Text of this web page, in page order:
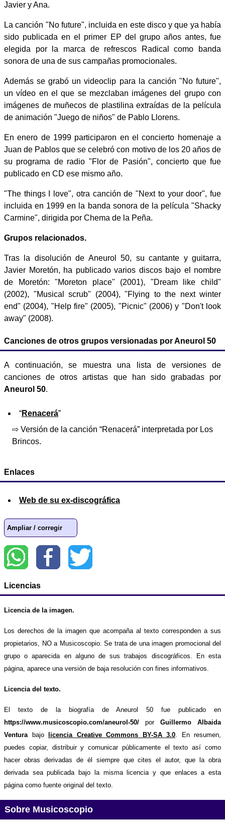
Javier y Ana.
La canción "No future", incluida en este disco y que ya había
sido publicada en el primer EP del grupo años antes, fue
elegida por la marca de refrescos Radical como banda
sonora de una de sus campañas promocionales.
Además se grabó un videoclip para la canción "No future",
un vídeo en el que se mezclaban imágenes del grupo con
imágenes de muñecos de plastilina extraídas de la película
de animación "Juego de niños" de Pablo Llorens.
En enero de 1999 participaron en el concierto homenaje a
Juan de Pablos que se celebró con motivo de los 20 años de
su programa de radio "Flor de Pasión", concierto que fue
publicado en CD ese mismo año.
"The things I love", otra canción de "Next to your door", fue
incluida en 1999 en la banda sonora de la película "Shacky
Carmine", dirigida por Chema de la Peña.
Grupos relacionados.
Tras la disolución de Aneurol 50, su cantante y guitarra,
Javier Moretón, ha publicado varios discos bajo el nombre
de Moretón: "Moreton place" (2001), "Dream like child"
(2002), "Musical scrub" (2004), "Flying to the next winter
end" (2004), "Help fire" (2005), "Picnic" (2006) y "Don't look
away" (2008).
Canciones de otros grupos versionadas por Aneurol 50
A continuación, se muestra una lista de versiones de
canciones de otros artistas que han sido grabadas por
Aneurol 50.
“Renacerá”
⇨ Versión de la canción “Renacerá” interpretada por Los
Brincos.
Enlaces
Web de su ex-discográfica
Ampliar / corregir
Licencias
Licencia de la imagen.
Los derechos de la imagen que acompaña al texto corresponden a sus
propietarios, NO a Musicoscopio. Se trata de una imagen promocional del
grupo o aparecida en alguno de sus trabajos discográficos. En esta
página, aparece una versión de baja resolución con fines informativos.
Licencia del texto.
El texto de la biografía de Aneurol 50 fue publicado en
https://www.musicoscopio.com/aneurol-50/ por Guillermo Albaida
Venturabajo licencia Creative Commons BY-SA 3.0. En resumen,
puedes copiar, distribuir y comunicar públicamente el texto así como
hacer obras derivadas de él siempre que cites el autor, que la obra
derivada sea publicada bajo la misma licencia y que enlaces a esta
página como fuente original del texto.
Sobre Musicoscopio